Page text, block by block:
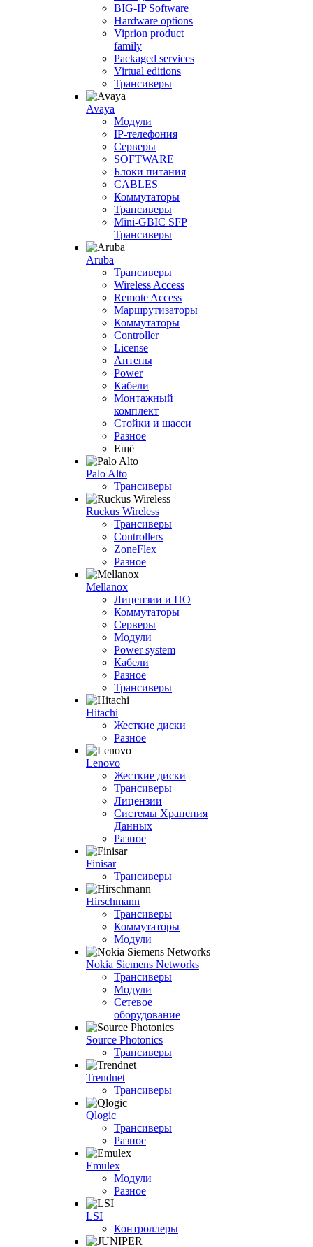
BIG-IP Software
Hardware options
Viprion product
family
Packaged services
Virtual editions
Трансиверы
Avaya
Модули
IP-телефония
Серверы
SOFTWARE
Блоки питания
CABLES
Коммутаторы
Трансиверы
Mini-GBIC SFP
Трансиверы
Aruba
Трансиверы
Wireless Access
Remote Access
Маршрутизаторы
Коммутаторы
Controller
License
Антены
Power
Кабели
Монтажный
комплект
Стойки и шасси
Разное
Ещё
Palo Alto
Трансиверы
Ruckus Wireless
Трансиверы
Controllers
ZoneFlex
Разное
Mellanox
Лицензии и ПО
Коммутаторы
Серверы
Модули
Power system
Кабели
Разное
Трансиверы
Hitachi
Жесткие диски
Разное
Lenovo
Жесткие диски
Трансиверы
Лицензии
Системы Хранения
Данных
Разное
Finisar
Трансиверы
Hirschmann
Трансиверы
Коммутаторы
Модули
Nokia Siemens Networks
Трансиверы
Модули
Сетевое
оборудование
Source Photonics
Трансиверы
Trendnet
Трансиверы
Qlogic
Трансиверы
Разное
Emulex
Модули
Разное
LSI
Контроллеры